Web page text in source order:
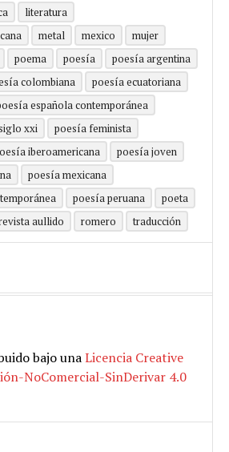
literatura
metal mexico
mujer
poema poesía
poesía argentina
colombiana
poesía ecuatoriana
española contemporánea
xxi
poesía feminista
iberoamericana
poesía joven
poesía mexicana
poesía peruana
poeta
aullido romero traducción
bajo unaLicencia Creative
NoComercial-SinDerivar 4.0